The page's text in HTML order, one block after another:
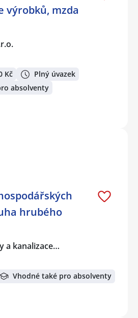
výrobků, mzda
Kč
Plný úvazek
absolventy
hrubého
a kanalizace…
Vhodné také pro absolventy